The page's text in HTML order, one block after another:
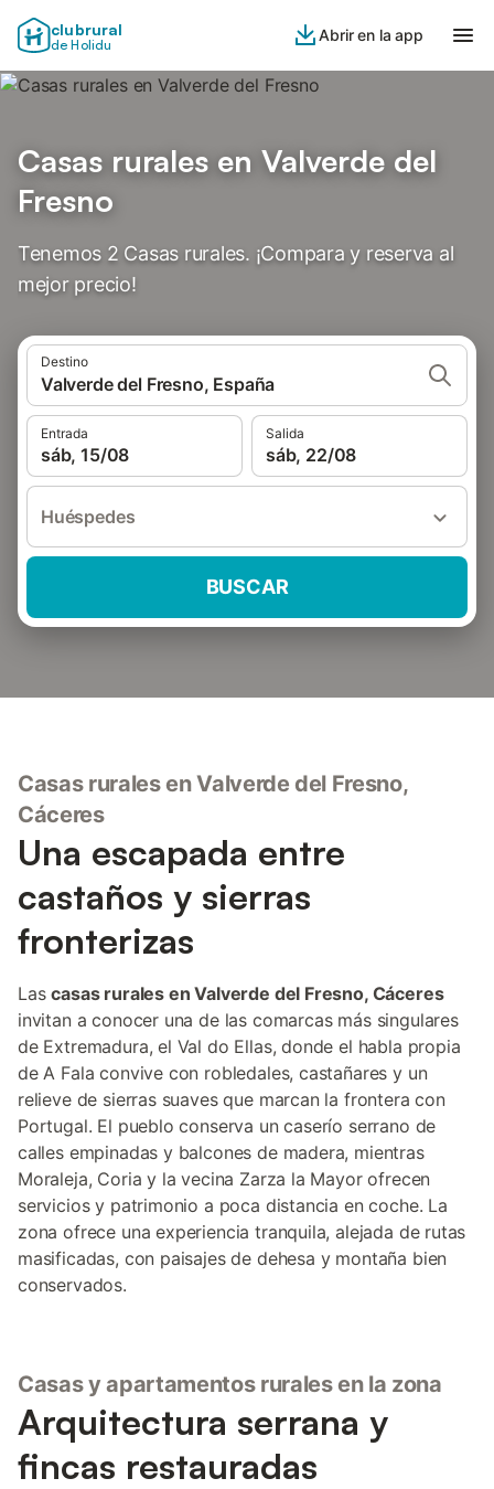
clubrural
de Holidu
Abrir en la app
Casas rurales en Valverde del
Fresno
Tenemos 2 Casas rurales. ¡Compara y reserva al
mejor precio!
Destino
Valverde del Fresno, España
Entrada
sáb, 15/08
Salida
sáb, 22/08
Huéspedes
BUSCAR
Casas rurales en Valverde del Fresno,
Cáceres
Una escapada entre
castaños y sierras
fronterizas
Lascasas rurales en Valverde del Fresno, Cáceres
invitan a conocer una de las comarcas más singulares
de Extremadura, el Val do Ellas, donde el habla propia
de A Fala convive con robledales, castañares y un
relieve de sierras suaves que marcan la frontera con
Portugal. El pueblo conserva un caserío serrano de
calles empinadas y balcones de madera, mientras
Moraleja, Coria y la vecina Zarza la Mayor ofrecen
servicios y patrimonio a poca distancia en coche. La
zona ofrece una experiencia tranquila, alejada de rutas
masificadas, con paisajes de dehesa y montaña bien
conservados.
Casas y apartamentos rurales en la zona
Arquitectura serrana y
fincas restauradas